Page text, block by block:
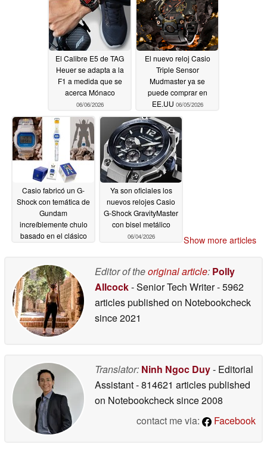
El Calibre E5 de TAG
Heuer se adapta a la
F1 a medida que se
acerca Mónaco
06/06/2026
El nuevo reloj Casio
Triple Sensor
Mudmaster ya se
puede comprar en
EE.UU 06/05/2026
Casio fabricó un G-
Shock con temática de
Gundam
increíblemente chulo
basado en el clásico
Ya son oficiales los
nuevos relojes Casio
G-Shock GravityMaster
con bisel metálico
06/04/2026 Show more articles
Editor of theoriginal article: Polly
Allcock- Senior Tech Writer- 5962
articles published on Notebookcheck
since 2021
Translator: Ninh Ngoc Duy- Editorial
Assistant- 814621 articles published
on Notebookchecksince 2008
contact me via:
Facebook